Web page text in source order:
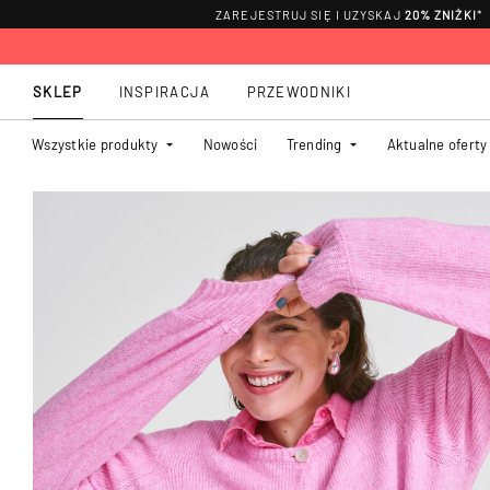
ZAREJESTRUJ SIĘ I UZYSKAJ 20% ZNIŻKI*
SKLEP
Wszystkie produkty Nowości Trending Aktualne oferty
INSPIRACJA PRZEWODNIKI